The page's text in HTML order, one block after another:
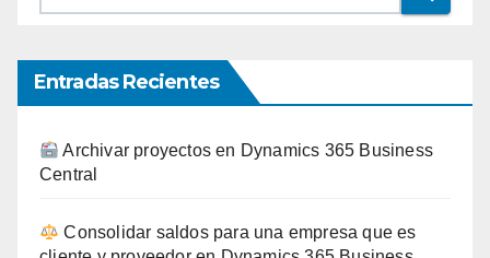
Entradas Recientes
Archivar proyectos en Dynamics 365 Business
Central
Consolidar saldos para una empresa que es